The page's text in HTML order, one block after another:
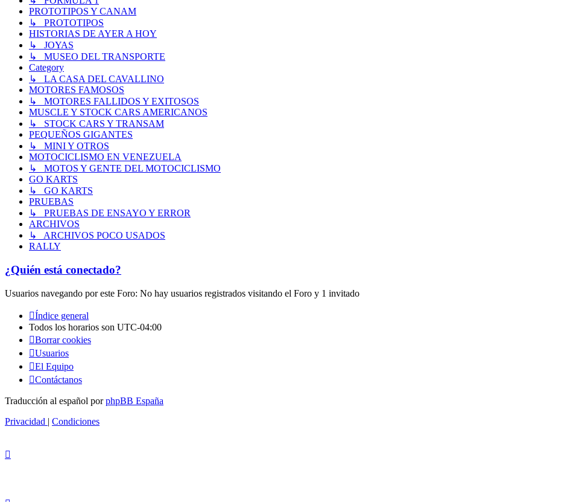
PROTOTIPOS Y CANAM
↳ PROTOTIPOS
HISTORIAS DE AYER A HOY
↳ JOYAS
↳ MUSEO DEL TRANSPORTE
Category
↳ LA CASA DEL CAVALLINO
MOTORES FAMOSOS
↳ MOTORES FALLIDOS Y EXITOSOS
MUSCLE Y STOCK CARS AMERICANOS
↳ STOCK CARS Y TRANSAM
PEQUEÑOS GIGANTES
↳ MINI Y OTROS
MOTOCICLISMO EN VENEZUELA
↳ MOTOS Y GENTE DEL MOTOCICLISMO
GO KARTS
↳ GO KARTS
PRUEBAS
↳ PRUEBAS DE ENSAYO Y ERROR
ARCHIVOS
↳ ARCHIVOS POCO USADOS
RALLY
¿Quién está conectado?
Usuarios navegando por este Foro: No hay usuarios registrados visitando el Foro y 1 invitado
Índice general
Todos los horarios son UTC-04:00
Borrar cookies
Usuarios
El Equipo
Contáctanos
Traducción al español porphpBB España
Privacidad | Condiciones